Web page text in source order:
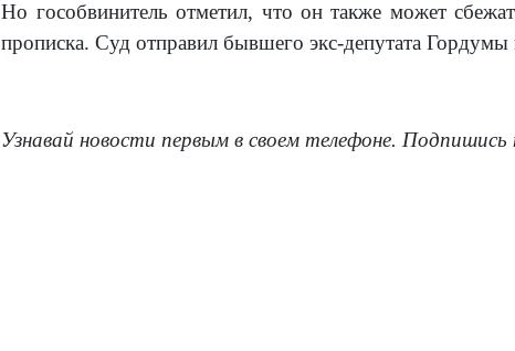
Но гособвинитель отметил, что он также может
прописка. Суд отправил бывшего экс-депутата
Узнавай новости первым в своем телефоне.